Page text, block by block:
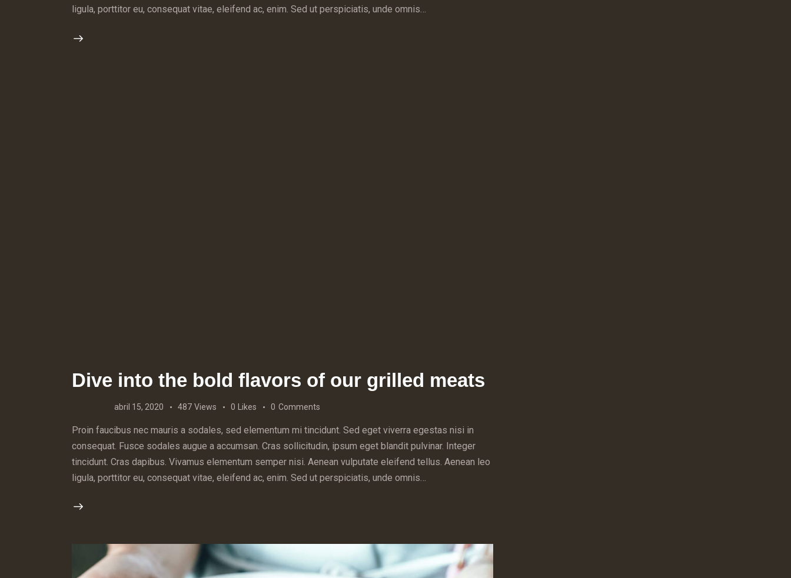
ligula, porttitor eu, consequat vitae, eleifend ac, enim. Sed ut perspiciatis, unde omnis…
Dive into the bold flavors of our grilled meats
abril 15, 2020 487 Views 0 Likes 0 Comments
Proin faucibus nec mauris a sodales, sed elementum mi tincidunt. Sed eget viverra egestas nisi in
consequat. Fusce sodales augue a accumsan. Cras sollicitudin, ipsum eget blandit pulvinar. Integer
tincidunt. Cras dapibus. Vivamus elementum semper nisi. Aenean vulputate eleifend tellus. Aenean leo
ligula, porttitor eu, consequat vitae, eleifend ac, enim. Sed ut perspiciatis, unde omnis…